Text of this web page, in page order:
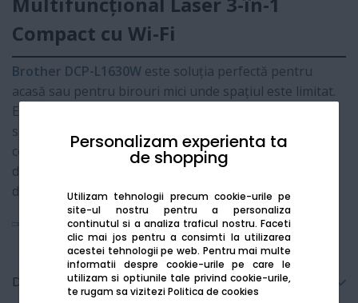
Personalizam experienta ta
de shopping
Utilizam tehnologii precum cookie-urile pe
site-ul nostru pentru a personaliza
continutul si a analiza traficul nostru. Faceti
clic mai jos pentru a consimti la utilizarea
acestei tehnologii pe web. Pentru mai multe
informatii despre cookie-urile pe care le
utilizam si optiunile tale privind cookie-urile,
te rugam sa viziteziPolitica de cookies
Compact cu Wi-Fi
Brother DCP-L1630W este soluția perfectă pentru
acasă sau pentru birouri mici unde spațiul este limitat.
Este un aparat "3-în-1" care îți permite să printezi,
scanezi și să copiezi documente foarte ușor. Datorită
conexiunii Wi-Fi, poți uita de cabluri și poți trimite
documente la printat direct de pe telefonul mobil sau
de pe tabletă.
Vezi mai mult
Detalii tehnice